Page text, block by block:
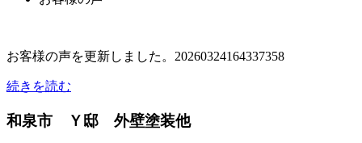
お客様の声を更新しました。20260324164337358
続きを読む
和泉市 Ｙ邸 外壁塗装他